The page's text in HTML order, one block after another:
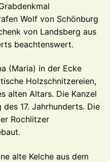
Wolf von Schönburg
von Landsberg aus
beachtenswert.
(Maria) in der Ecke
Holzschnitzereien,
alten Altars. Die Kanzel
17. Jahrhunderts. Die
Rochlitzer
alte Kelche aus dem